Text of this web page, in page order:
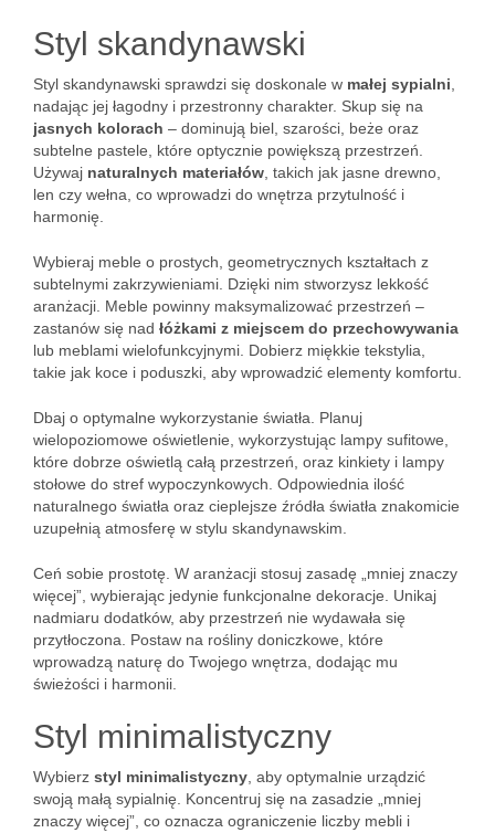
Styl skandynawski
Styl skandynawski sprawdzi się doskonale w małej sypialni
nadając jej łagodny i przestronny charakter. Skup się na
jasnych kolorach – dominują biel, szarości, beże oraz
subtelne pastele, które optycznie powiększą przestrzeń.
Używaj naturalnych materiałów , takich jak jasne drewno,
len czy wełna, co wprowadzi do wnętrza przytulność i
harmonię.
Wybieraj meble o prostych, geometrycznych kształtach z
subtelnymi zakrzywieniami. Dzięki nim stworzysz lekkość
aranżacji. Meble powinny maksymalizować przestrzeń –
zastanów się nad łóżkami z miejscem do przechowywania
lub meblami wielofunkcyjnymi. Dobierz miękkie tekstylia,
takie jak koce i poduszki, aby wprowadzić elementy komfortu.
Dbaj o optymalne wykorzystanie światła. Planuj
wielopoziomowe oświetlenie, wykorzystując lampy sufitowe,
które dobrze oświetlą całą przestrzeń, oraz kinkiety i lampy
stołowe do stref wypoczynkowych. Odpowiednia ilość
naturalnego światła oraz cieplejsze źródła światła znakomicie
uzupełnią atmosferę w stylu skandynawskim.
Ceń sobie prostotę. W aranżacji stosuj zasadę „mniej znaczy
więcej”, wybierając jedynie funkcjonalne dekoracje. Unikaj
nadmiaru dodatków, aby przestrzeń nie wydawała się
przytłoczona. Postaw na rośliny doniczkowe, które
wprowadzą naturę do Twojego wnętrza, dodając mu
świeżości i harmonii.
Styl minimalistyczny
Wybierz styl minimalistyczny , aby optymalnie urządzić
swoją małą sypialnię. Koncentruj się na zasadzie „mniej
znaczy więcej”, co oznacza ograniczenie liczby mebli i